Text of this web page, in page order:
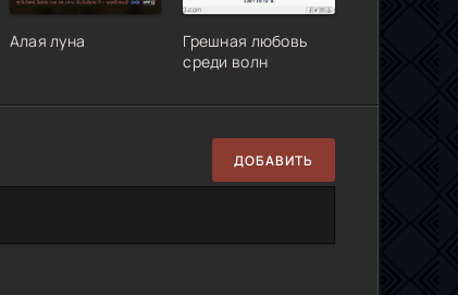
Алая луна
Грешная любовь
среди волн
ДОБАВИТЬ